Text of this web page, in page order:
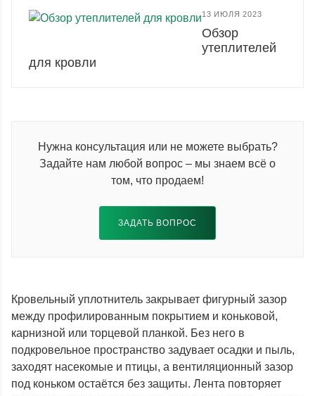
13 ИЮЛЯ 2023
Обзор
утеплителей
для кровли
Нужна консультация или не можете выбрать?
Задайте нам любой вопрос – мы знаем всё о
том, что продаем!
ЗАДАТЬ ВОПРОС
Кровельный уплотнитель закрывает фигурный зазор
между профилированным покрытием и коньковой,
карнизной или торцевой планкой. Без него в
подкровельное пространство задувает осадки и пыль,
заходят насекомые и птицы, а вентиляционный зазор
под коньком остаётся без защиты. Лента повторяет